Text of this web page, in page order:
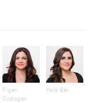
Figen
Özdogan
Hala Bak